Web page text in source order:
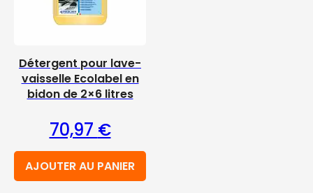
Détergent pour lave-
vaisselle Ecolabel en
bidon de 2×6 litres
70,97 €
AJOUTER AU PANIER